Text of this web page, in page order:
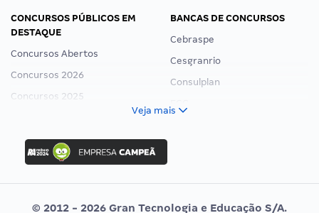
CONCURSOS PÚBLICOS EM
DESTAQUE
Concursos Abertos
Concursos 2026
Concursos 2025
Concurso Ibama
Concurso MPU
Editais publicados
BANCAS DE CONCURSOS
Cebraspe
Cesgranrio
Consulplan
Vunesp
Veja mais
© 2012 - 2026 Gran Tecnologia e Educação S/A.